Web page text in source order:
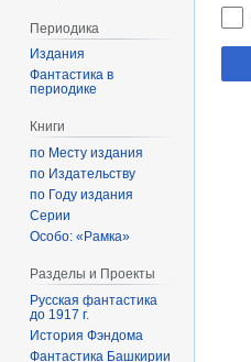
Периодика
Издания
Фантастика в
периодике
Книги
по Месту издания
по Издательству
по Году издания
Серии
Особо: «Рамка»
Разделы и Проекты
Русская фантастика
до 1917 г.
История Фэндома
Фантастика Башкирии